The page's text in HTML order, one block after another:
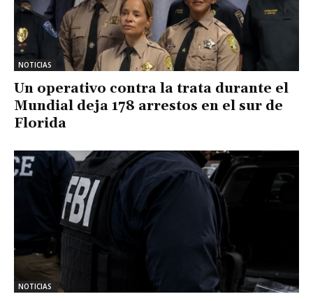
NOTICIAS
Un operativo contra la trata durante el
Mundial deja 178 arrestos en el sur de
Florida
NOTICIAS